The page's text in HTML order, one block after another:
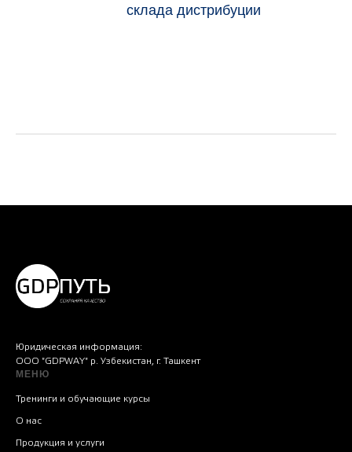
склада дистрибуции
Юридическая информация:
ООО "GDPWAY" р. Узбекистан, г. Ташкент
МЕНЮ
Тренинги и обучающие курсы
О нас
Продукция и услуги